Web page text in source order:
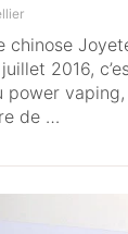
chinose
2016,
power
de …